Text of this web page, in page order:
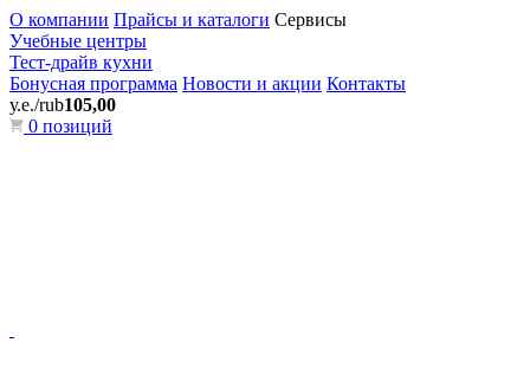
О компании Прайсы и каталоги Сервисы
Учебные центры
Тест-драйв кухни
Бонусная программа Новости и акции Контакты
у.е./rub105,00
0 позиций